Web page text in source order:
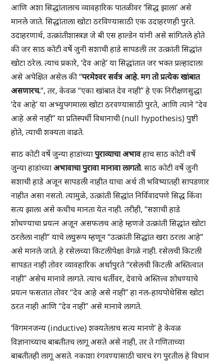
आणि अशा सिद्धांतालाच व्यावहारिक पातळीवर ‘सिद्ध झाला’ असे
मानले जाते. सिद्धांताला खोटा ठरविण्यासाठी एक उदाहरणही पुरते.
उदाहरणार्थ, उत्क्रांतीशास्त्रज्ञ जे बी एस हाल्डेन यांनी असे सांगितले होते
की जर साठ कोटी वर्षे जुनी सशाची हाडे सापडली तर उत्क्रांती सिद्धांत
खोटा ठरेल. त्याच प्रकारे, ‘देव आहे’ या सिद्धांतात जर भक्त प्रल्हादाला
असे अपेक्षित असेल की “परमेश्वर सर्वत्र आहे. मग तो प्रत्येक खांबात
असणारच.“, तर, केवळ “एका खांबात देव नाही” हे एक निरीक्षणसुद्धा
‘देव आहे’ या अभ्युपगमाला खोटा ठरवण्यासाठी पुरते, आणि त्याने “देव
आहे असे नाही” या प्रतिस्पर्धी विधानाची (null hypothesis) पुष्टी
होते, त्याची शक्यता वाढते.
साठ कोटी वर्षे जुन्या हाडांच्यापुराव्याचा अभावहाच साठ कोटी वर्षे
जुन्या हाडांच्या अभावाचा पुरावा मानावा लागतो. साठ कोटी वर्षे जुनी
सशाची हाडे अजून सापडली नाहीत याचा अर्थ ती भविष्यातही सापडणार
नाहीत असा नसतो. त्यामुळे, उत्क्रांती सिद्धांत निर्विवादपणे सिद्ध किंवा
सत्य झाला असे कधीच मानता येत नाही. तरीही, “सशाची हाडे
शोधण्याचा प्रयत्न अजून असफलच आहे म्हणजे उत्क्रांती सिद्धांत खोटा
ठरलेला नाही” याचे लघुरूप म्हणून “उत्क्रांती सिद्धांत खरा ठरला आहे”
असे मानले जाते. हे रसेलच्या किटलीपेक्षा वेगळे नाही. रसेलची किटली
सापडत नाही तोवर व्यावहारिक अर्थापुरते “रसेलची किटली अस्तित्वात
नाही” असेच मानावे लागते. त्याच धर्तीवर, देवाचे अस्तित्त्व शोधण्याचे
प्रयत्न फसतात तोवर “देव आहे असे नाही” हा नल-हायपोथेसिस खोटा
ठरत नाही आणि “देव नाही” असे मानावे लागते.
‘विगमनजन्य (inductive) शक्यतेलाच सत्य मानणे’ हे केवळ
विज्ञानाच्याच बाबतीतच लागू असते असे नाही, तर ते गणिताच्या
बाबतीतही लागू असते. नकाशा रंगवण्यासाठी चारच रंग पुरतील हे विधान